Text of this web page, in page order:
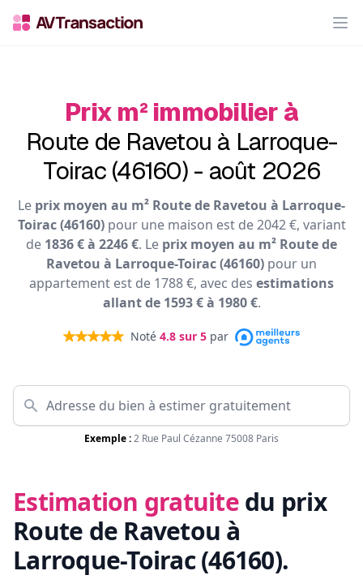
Prix m² immobilier à
Route de Ravetou à Larroque-
Toirac (46160) - août 2026
Le prix moyen au m² Route de Ravetou à Larroque-
Toirac (46160)pour une maison est de 2042 €, variant
de 1836 € à 2246 €. Le prix moyen au m² Route de
Ravetou à Larroque-Toirac (46160) pour un
appartement est de 1788 €, avec des estimations
allant de 1593 € à 1980 €.
Noté 4.8 sur 5 par
Exemple :2 Rue Paul Cézanne 75008 Paris
Estimation gratuite du prix
Route de Ravetou à
Larroque-Toirac (46160).